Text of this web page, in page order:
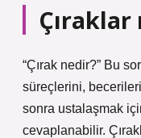
Çıraklar
“Çırak nedir?” Bu
süreçlerini,
sonra ustalaşmak
cevaplanabilir.